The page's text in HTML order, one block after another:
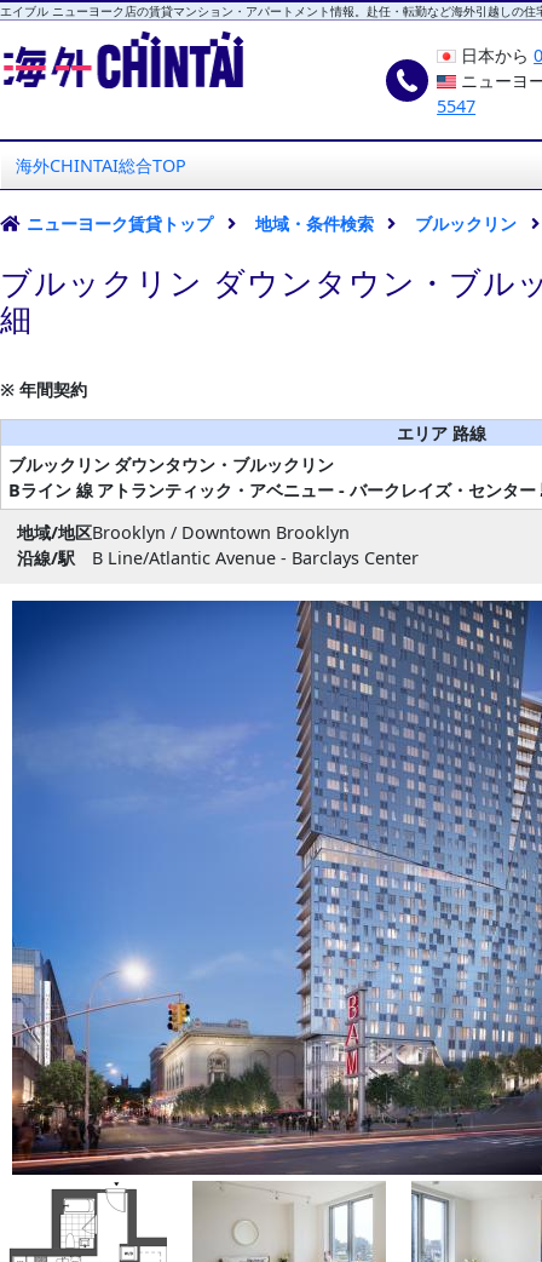
エイブル ニューヨーク店の賃貸マンション・アパートメント情報。赴任・転勤など海外引越しの住
日本から
ニューヨ
5547
海外CHINTAI総合TOP
ニューヨーク賃貸トップ 地域・条件検索 ブルックリン
ブルックリン ダウンタウン・ブル
細
※ 年間契約
エリア 路線
ブルックリン ダウンタウン・ブルックリン
Bライン 線 アトランティック・アベニュー - バークレイズ・センター
地域/地区Brooklyn / Downtown Brooklyn
沿線/駅
B Line/Atlantic Avenue - Barclays Center